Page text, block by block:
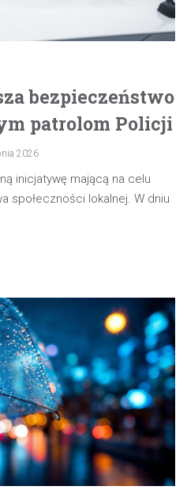
bezpieczeństwo
patrolom Policji
2026
inicjatywę mającą na celu
społeczności lokalnej. W dniu